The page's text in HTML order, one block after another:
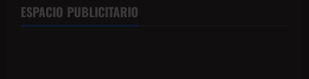
ESPACIO PUBLICITARIO